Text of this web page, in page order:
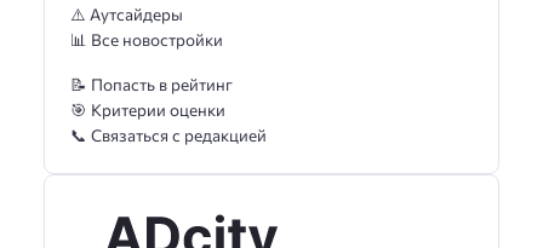
⚠️ Аутсайдеры
📊 Все новостройки
📝 Попасть в рейтинг
🎯 Критерии оценки
📞 Связаться с редакцией